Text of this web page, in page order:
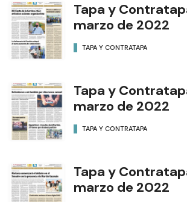
Tapa y
marzo de 2022
TAPA Y CONTRATAPA
Tapa y
marzo de 2022
TAPA Y CONTRATAPA
Tapa y
marzo de 2022